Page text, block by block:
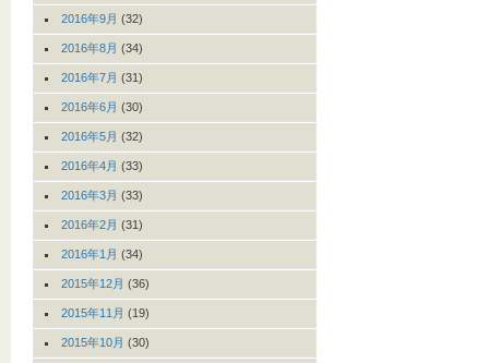
2016年9月 (32)
2016年8月 (34)
2016年7月 (31)
2016年6月 (30)
2016年5月 (32)
2016年4月 (33)
2016年3月 (33)
2016年2月 (31)
2016年1月 (34)
2015年12月 (36)
2015年11月 (19)
2015年10月 (30)